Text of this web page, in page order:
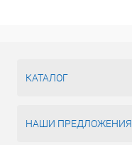
КАТАЛОГ
НАШИ ПРЕДЛОЖЕНИЯ